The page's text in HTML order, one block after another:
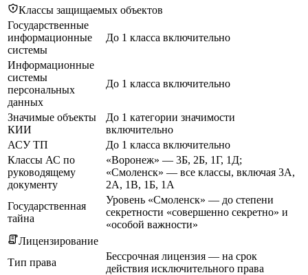
Классы защищаемых объектов
Государственные
информационные
системы
До 1 класса включительно
Информационные
системы
персональных
данных
До 1 класса включительно
Значимые объекты
КИИ
До 1 категории значимости
включительно
АСУ ТП
До 1 класса включительно
Классы АС по
руководящему
документу
«Воронеж» — 3Б, 2Б, 1Г, 1Д;
«Смоленск» — все классы, включая 3А,
2А, 1В, 1Б, 1А
Государственная
тайна
Уровень «Смоленск» — до степени
секретности «совершенно секретно» и
«особой важности»
Лицензирование
Тип права
Бессрочная лицензия — на срок
действия исключительного права